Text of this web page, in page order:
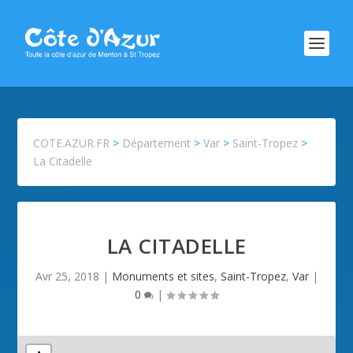
COTE.AZUR.FR > Département >Var > Saint-Tropez >
La Citadelle
LA CITADELLE
Avr 25, 2018 | Monuments et sites, Saint-Tropez, Var|
0
|